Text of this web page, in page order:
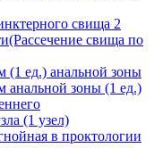
свища 2
свища по
(1 ед.) анальной зоны
анальной зоны (1 ед.)
(1 узел)
в проктологии